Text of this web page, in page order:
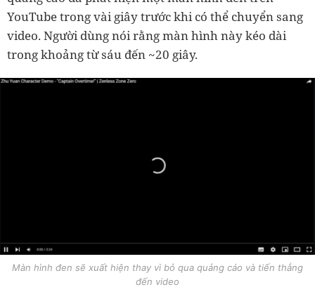
YouTube trong vài giây trước khi có thể chuyển sang
video. Người dùng nói rằng màn hình này kéo dài
trong khoảng từ sáu đến ~20 giây.
Màn hình đen sẽ xuất hiện thay vì bỏ qua quảng cáo và tiến thẳng
đến video